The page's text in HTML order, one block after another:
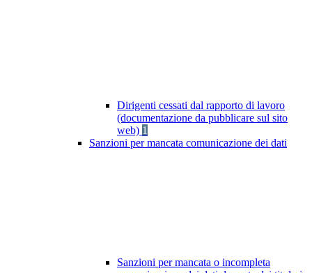
Dirigenti cessati dal rapporto di lavoro
(documentazione da pubblicare sul sito
web) 1
Sanzioni per mancata comunicazione dei dati
Sanzioni per mancata o incompleta